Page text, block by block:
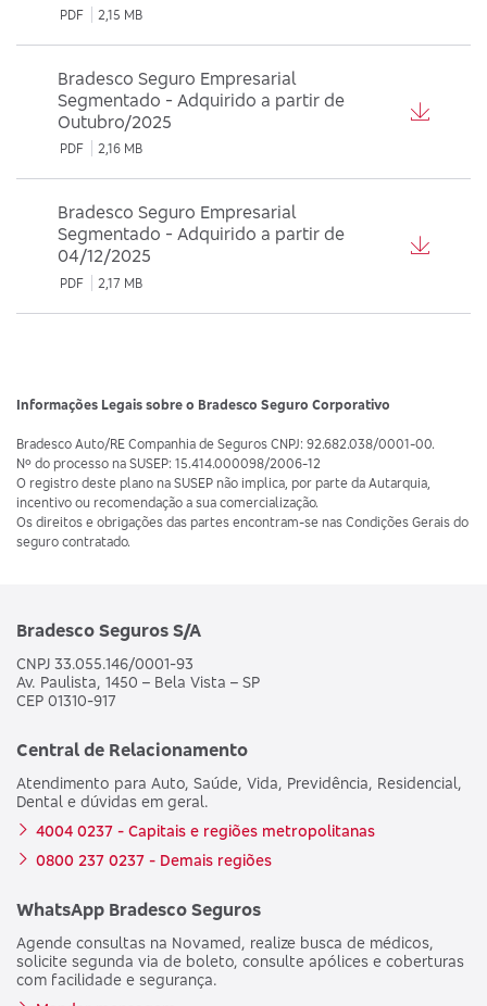
PDF 2,15 MB
Bradesco Seguro Empresarial
Segmentado - Adquirido a partir de
Outubro/2025
PDF 2,16 MB
Bradesco Seguro Empresarial
Segmentado - Adquirido a partir de
04/12/2025
PDF 2,17 MB
Informações Legais sobre o Bradesco Seguro Corporativo
Bradesco Auto/RE Companhia de Seguros CNPJ: 92.682.038/0001-00.
Nº do processo na SUSEP: 15.414.000098/2006-12
O registro deste plano na SUSEP não implica, por parte da Autarquia,
incentivo ou recomendação a sua comercialização.
Os direitos e obrigações das partes encontram-se nas Condições Gerais do
seguro contratado.
Bradesco Seguros S/A
CNPJ 33.055.146/0001-93
Av. Paulista, 1450 – Bela Vista – SP
CEP 01310-917
Central de Relacionamento
Atendimento para Auto, Saúde, Vida, Previdência, Residencial,
Dental e dúvidas em geral.
4004 0237 - Capitais e regiões metropolitanas
0800 237 0237 - Demais regiões
WhatsApp Bradesco Seguros
Agende consultas na Novamed, realize busca de médicos,
solicite segunda via de boleto, consulte apólices e coberturas
com facilidade e segurança.